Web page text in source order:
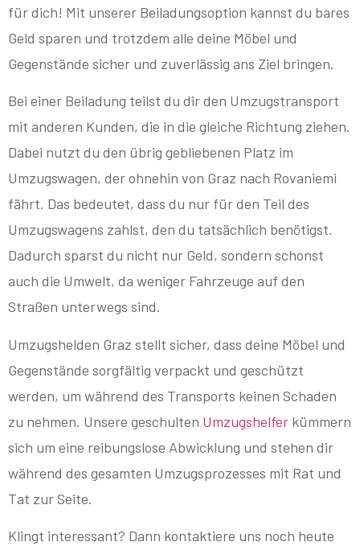
für dich! Mit unserer Beiladungsoption kannst du bares
Geld sparen und trotzdem alle deine Möbel und
Gegenstände sicher und zuverlässig ans Ziel bringen.
Bei einer Beiladung teilst du dir den Umzugstransport
mit anderen Kunden, die in die gleiche Richtung ziehen.
Dabei nutzt du den übrig gebliebenen Platz im
Umzugswagen, der ohnehin von Graz nach Rovaniemi
fährt. Das bedeutet, dass du nur für den Teil des
Umzugswagens zahlst, den du tatsächlich benötigst.
Dadurch sparst du nicht nur Geld, sondern schonst
auch die Umwelt, da weniger Fahrzeuge auf den
Straßen unterwegs sind.
Umzugshelden Graz stellt sicher, dass deine Möbel und
Gegenstände sorgfältig verpackt und geschützt
werden, um während des Transports keinen Schaden
zu nehmen. Unsere geschulten Umzugshelfer kümmern
sich um eine reibungslose Abwicklung und stehen dir
während des gesamten Umzugsprozesses mit Rat und
Tat zur Seite.
Klingt interessant? Dann kontaktiere uns noch heute